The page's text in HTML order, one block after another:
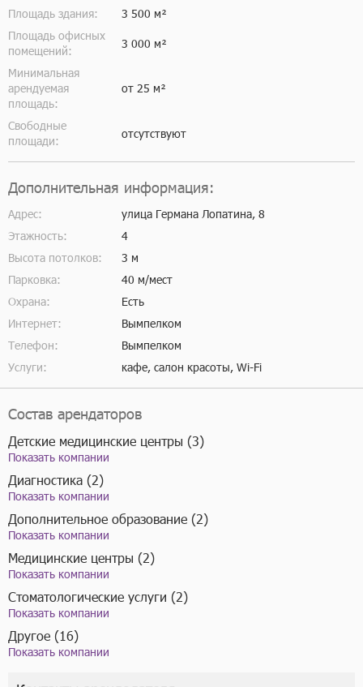
Площадь здания:
3 500 м²
Площадь офисных
помещений:
3 000 м²
Минимальная
арендуемая
площадь:
от 25 м²
Свободные
площади:
отсутствуют
Дополнительная информация:
Адрес:
улица Германа Лопатина, 8
Этажность:
4
Высота потолков:
3 м
Парковка:
40 м/мест
Охрана:
Есть
Интернет:
Вымпелком
Телефон:
Вымпелком
Услуги:
кафе, салон красоты, Wi-Fi
Состав арендаторов
Детские медицинские центры (3)
Показать компании
Диагностика (2)
Показать компании
Дополнительное образование (2)
Показать компании
Медицинские центры (2)
Показать компании
Стоматологические услуги (2)
Показать компании
Другое (16)
Показать компании